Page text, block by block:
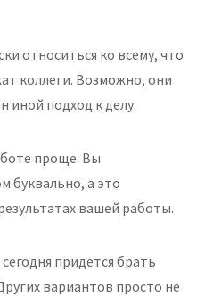
относиться ко всему, что
коллеги. Возможно, они
иной подход к делу.
проще. Вы
буквально, а это
вашей работы.
придется брать
вариантов просто не